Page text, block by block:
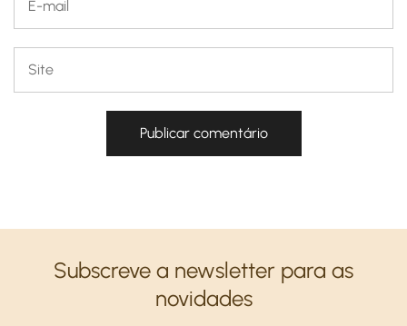
Subscreve a newsletter para as
novidades